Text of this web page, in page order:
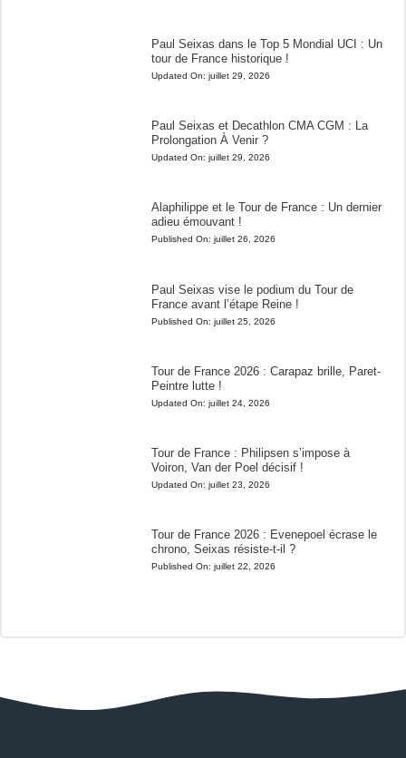
Paul Seixas dans le Top 5 Mondial UCI : Un
tour de France historique !
Updated On: juillet 29, 2026
Paul Seixas et Decathlon CMA CGM : La
Prolongation À Venir ?
Updated On: juillet 29, 2026
Alaphilippe et le Tour de France : Un dernier
adieu émouvant !
Published On: juillet 26, 2026
Paul Seixas vise le podium du Tour de
France avant l’étape Reine !
Published On: juillet 25, 2026
Tour de France 2026 : Carapaz brille, Paret-
Peintre lutte !
Updated On: juillet 24, 2026
Tour de France : Philipsen s’impose à
Voiron, Van der Poel décisif !
Updated On: juillet 23, 2026
Tour de France 2026 : Evenepoel écrase le
chrono, Seixas résiste-t-il ?
Published On: juillet 22, 2026